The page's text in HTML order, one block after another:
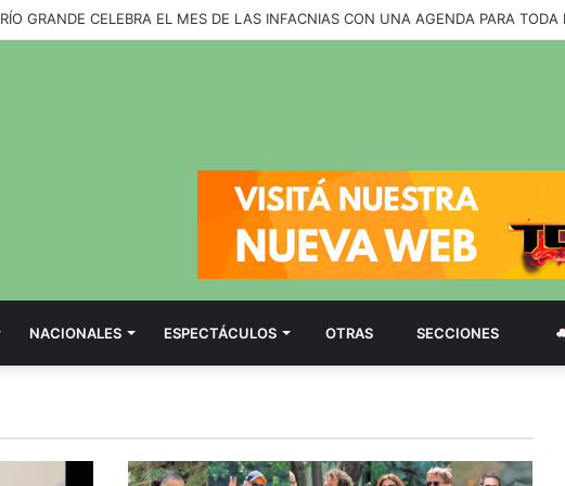
EL CENTRO DE INTERPRETACIÓN AMBIENTAL OFRECE NUEVAS ACTIVIDADES
NACIONALES ESPECTÁCULOS OTRAS SECCIONES